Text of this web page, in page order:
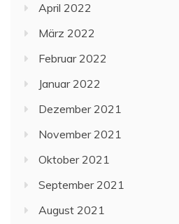
April 2022
März 2022
Februar 2022
Januar 2022
Dezember 2021
November 2021
Oktober 2021
September 2021
August 2021